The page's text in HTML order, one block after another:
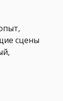
сцены